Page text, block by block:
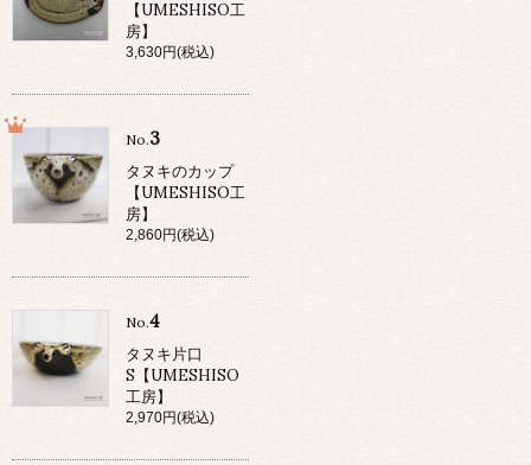
【UMESHISO工
房】
3,630円(税込)
No.3
タヌキのカップ
【UMESHISO工
房】
2,860円(税込)
No.4
タヌキ片口
S【UMESHISO
工房】
2,970円(税込)